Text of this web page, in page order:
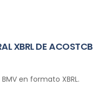
XBRL DE ACOSTCB
en formato XBRL.